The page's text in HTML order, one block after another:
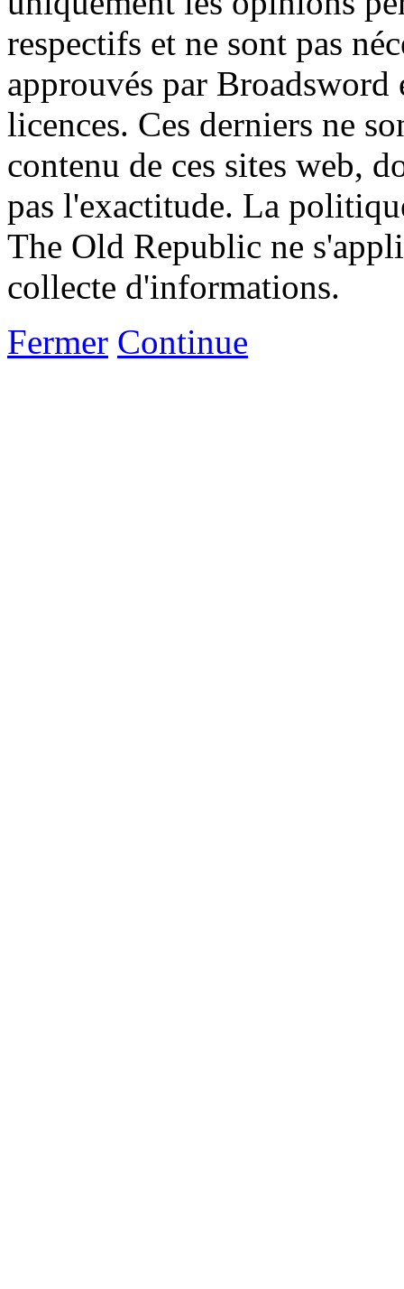
respectifs et ne sont pas
approuvés par
licences. Ces derniers ne
contenu de ces sites web,
pas l'exactitude. La
The Old Republic ne
collecte d'informations.
Fermer Continue